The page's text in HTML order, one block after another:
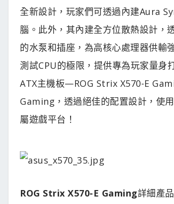
全新設計，玩家們可透過內建Aura
腦。此外，其內建全方位散熱設計，
的水泵和插座，為高核心處理器供輸
測試CPU的極限，提供專為玩家量
ATX主機板—ROG Strix X570-E
Gaming，透過絕佳的配置設計，使
屬遊戲平台！
ROG Strix X570-E Gaming詳細產